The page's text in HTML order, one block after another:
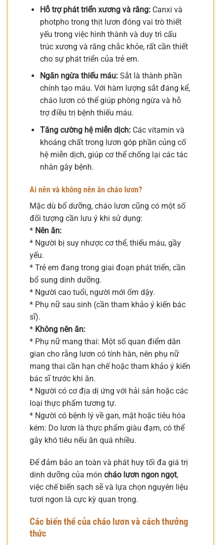
Hỗ trợ phát triển xương và răng:Canxi và
photpho trong thịt lươn đóng vai trò thiết
yếu trong việc hình thành và duy trì cấu
trúc xương và răng chắc khỏe, rất cần thiết
cho sự phát triển của trẻ em.
Ngăn ngừa thiếu máu:Sắt là thành phần
chính tạo máu. Với hàm lượng sắt đáng kể,
cháo lươn có thể giúp phòng ngừa và hỗ
trợ điều trị bệnh thiếu máu.
Tăng cường hệ miễn dịch:Các vitamin và
khoáng chất trong lươn góp phần củng cố
hệ miễn dịch, giúp cơ thể chống lại các tác
nhân gây bệnh.
Ai nên và không nên ăn cháo lươn?
Mặc dù bổ dưỡng, cháo lươn cũng có một số
đối tượng cần lưu ý khi sử dụng:
* Nên ăn:
* Người bị suy nhược cơ thể, thiếu máu, gầy
yếu.
* Trẻ em đang trong giai đoạn phát triển, cần
bổ sung dinh dưỡng.
* Người cao tuổi, người mới ốm dậy.
* Phụ nữ sau sinh (cần tham khảo ý kiến bác
sĩ).
* Không nên ăn:
* Phụ nữ mang thai: Một số quan điểm dân
gian cho rằng lươn có tính hàn, nên phụ nữ
mang thai cần hạn chế hoặc tham khảo ý kiến
bác sĩ trước khi ăn.
* Người có cơ địa dị ứng với hải sản hoặc các
loại thực phẩm tương tự.
* Người có bệnh lý về gan, mật hoặc tiêu hóa
kém: Do lươn là thực phẩm giàu đạm, có thể
gây khó tiêu nếu ăn quá nhiều.
Để đảm bảo an toàn và phát huy tối đa giá trị
dinh dưỡng của món cháo lươn ngon ngọt,
việc chế biến sạch sẽ và lựa chọn nguyên liệu
tươi ngon là cực kỳ quan trọng.
Các biến thể của cháo lươn và cách thưởng
thức